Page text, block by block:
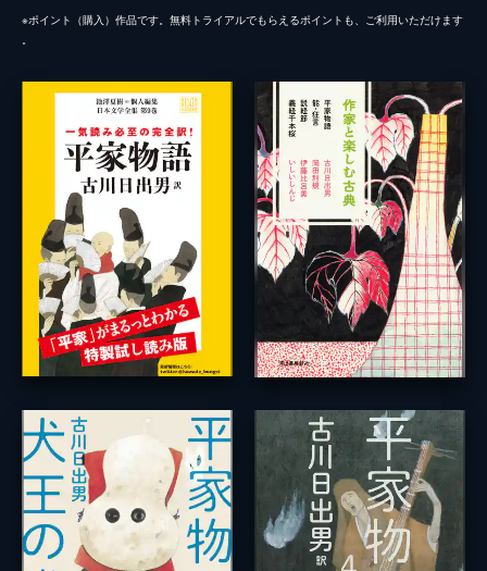
※ポイント（購⼊）作品です。無料トライアルでもらえるポイントも、ご利⽤いただけます